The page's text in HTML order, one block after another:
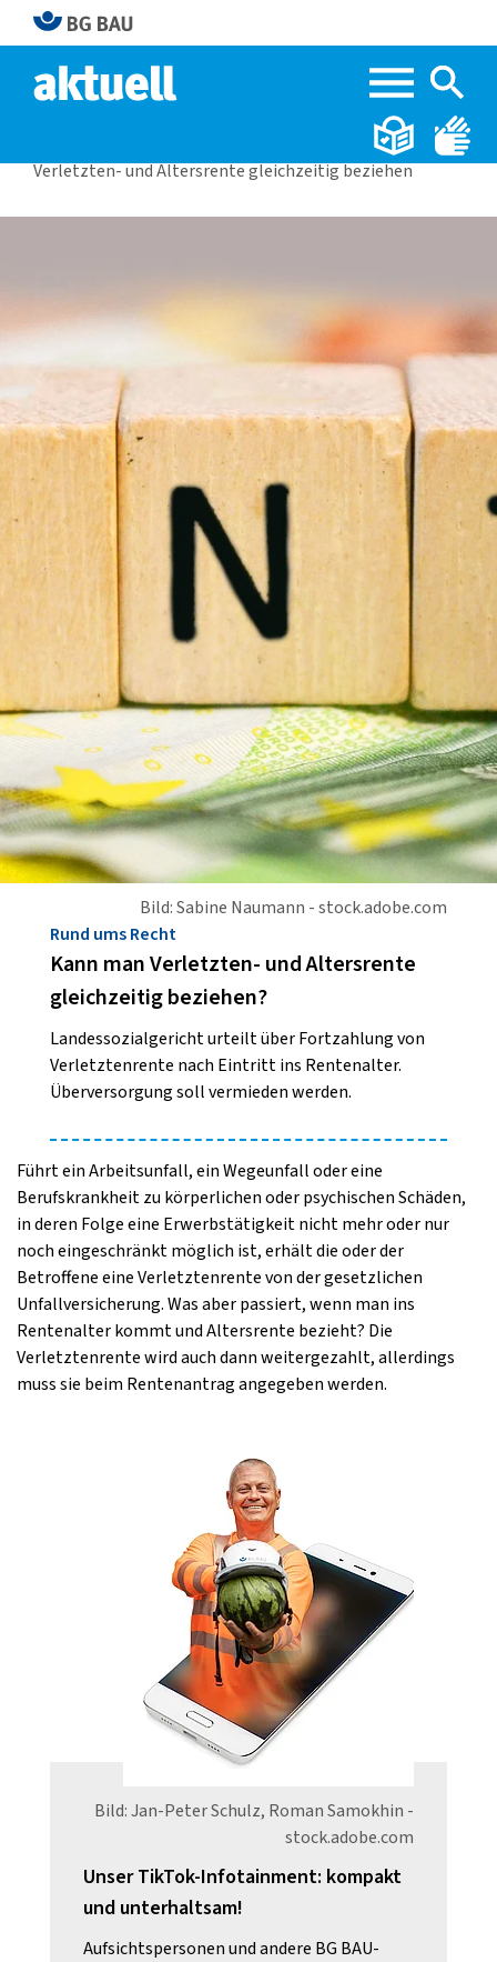
Verletzten- und Altersrente gleichzeitig beziehen
Bild: Sabine Naumann - stock.adobe.com
Rund ums Recht
Kann man Verletzten- und Altersrente
gleichzeitig beziehen?
Landessozialgericht urteilt über Fortzahlung von
Verletztenrente nach Eintritt ins Rentenalter.
Überversorgung soll vermieden werden.
Führt ein Arbeitsunfall, ein Wegeunfall oder eine
Berufskrankheit zu körperlichen oder psychischen Schäden,
in deren Folge eine Erwerbstätigkeit nicht mehr oder nur
noch eingeschränkt möglich ist, erhält die oder der
Betroffene eine Verletztenrente von der gesetzlichen
Unfallversicherung. Was aber passiert, wenn man ins
Rentenalter kommt und Altersrente bezieht? Die
Verletztenrente wird auch dann weitergezahlt, allerdings
muss sie beim Rentenantrag angegeben werden.
Bild: Jan-Peter Schulz, Roman Samokhin -
stock.adobe.com
Unser TikTok-Infotainment: kompakt
und unterhaltsam!
Aufsichtspersonen und andere BG BAU-